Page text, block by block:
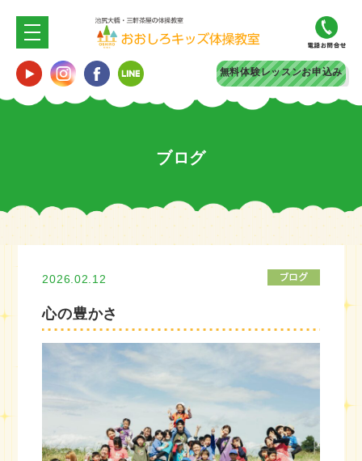
無料体験レッスンお申込み
ブログ
2026.02.12
心の豊かさ